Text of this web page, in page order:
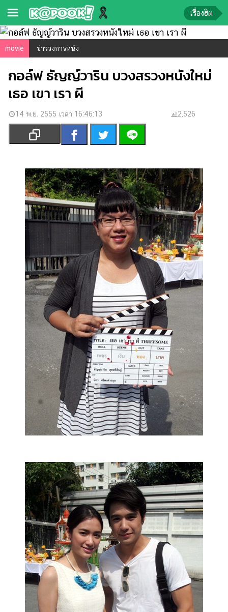
ข่าว-
ความ
รู้
ข่าว
ข่าว
บันเทิง
ตรวจ
ผล
บอล
สด
การ
เงิน
ศึกษา
บันเทิง
รูปภาพ
หนัง
Music
Station
บันเทิง
เกาหลี
ไตล์
ดูด
หญิง
ผู้ชาย
สุขภาพ
ท่อง
เที่ยว
เรื่องฮิต
movie ข่าววงการหนัง
กอล์ฟ ธัญญ์วาริน บวงสรวงหนังใหม่
เธอ เขา เรา ผี
14 พ.ย. 2555 เวลา 16:46:13 2,526